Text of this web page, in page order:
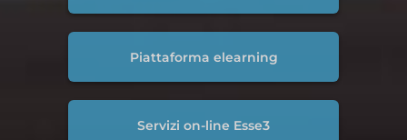
Piattaforma elearning
Servizi on-line Esse3